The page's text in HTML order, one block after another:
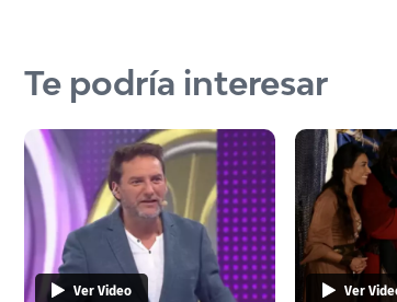
Te podría interesar
Ver Video Ver